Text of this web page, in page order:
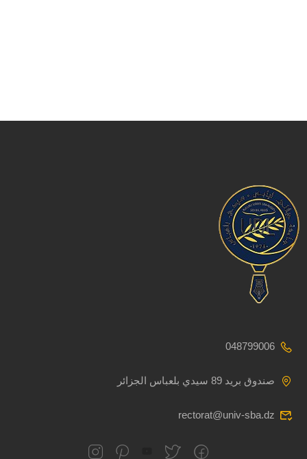
048799006
صندوق بريد 89 سيدي بلعباس الجزائر
rectorat@univ-sba.dz